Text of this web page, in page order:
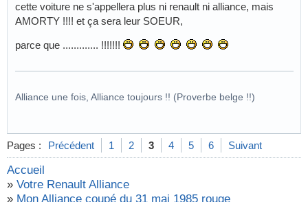
cette voiture ne s'appellera plus ni renault ni alliance, mais
AMORTY !!!! et ça sera leur SOEUR,
parce que ............. !!!!!!!
Alliance une fois, Alliance toujours !! (Proverbe belge !!)
Pages : Précédent 1 2 3 4 5 6 Suivant
Accueil
» Votre Renault Alliance
» Mon Alliance coupé du 31 mai 1985 rouge